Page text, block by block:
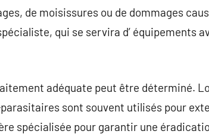
de moisissures ou de dommages
qui se servira d’ équipements
adéquate peut être déterminé.
sont souvent utilisés pour
spécialisée pour garantir une